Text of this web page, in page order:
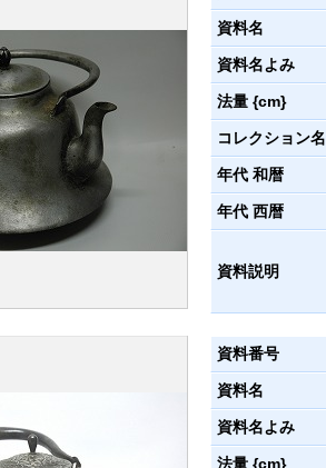
資料名
資料名よみ
法量 {cm}
コレクション名
年代 和暦
年代 西暦
資料説明
資料番号
資料名
資料名よみ
法量 {cm}